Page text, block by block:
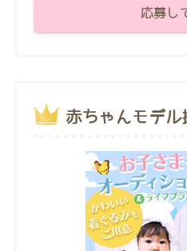
応募し
赤ちゃんモデル